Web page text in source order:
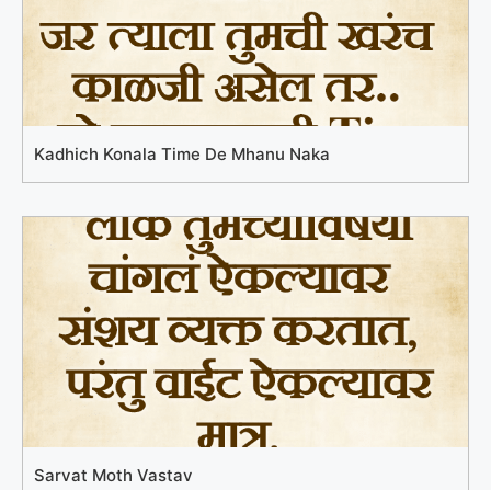
Kadhich Konala Time De Mhanu Naka
Sarvat Moth Vastav